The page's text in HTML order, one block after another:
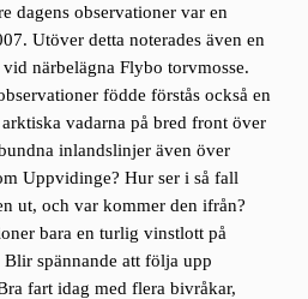
dagens observationer var en
Utöver detta noterades även en
närbelägna Flybo torvmosse.
födde förstås också en
arktiska vadarna på bred front över
inlandslinjer även över
Uppvidinge? Hur ser i så fall
ut, och var kommer den ifrån?
bara en turlig vinstlott på
spännande att följa upp
fart idag med flera bivråkar,